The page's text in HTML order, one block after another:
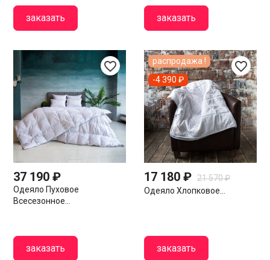
заказать заказать
favorite_border
37 190 ₽
Одеяло Пуховое
Всесезонное...
заказать
favorite_border
17 180 ₽ 21 570 ₽
Одеяло Хлопковое...
заказать
распродажа !
-4 390 ₽